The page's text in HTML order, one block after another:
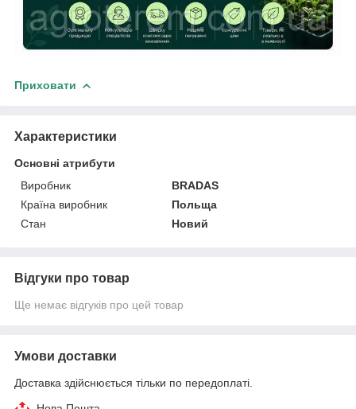
Приховати
Характеристики
Основні атрибути
Виробник
BRADAS
Країна виробник
Польща
Стан
Новий
Відгуки про товар
Ще немає відгуків про цей товар
Умови доставки
Доставка здійснюється тільки по передоплаті.